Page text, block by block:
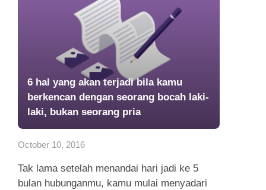
6 hal yang akan terjadi bila kamu
berkencan dengan seorang bocah laki-
laki, bukan seorang pria
October 10, 2016
Tak lama setelah menandai hari jadi ke 5
bulan hubunganmu, kamu mulai menyadari